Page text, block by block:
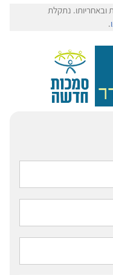
ובאחריותו. נתקלת
.